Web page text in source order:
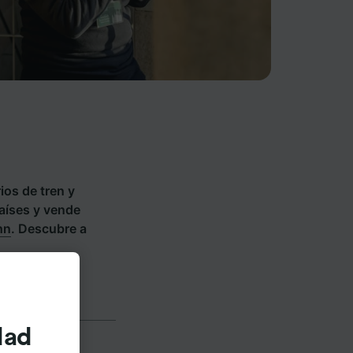
de tren y
y vende
. Descubre a